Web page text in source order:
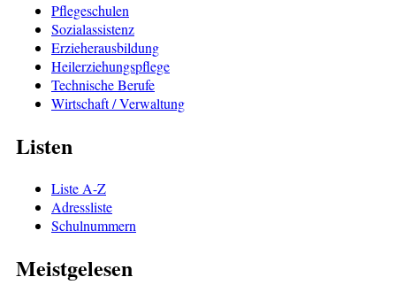
Pflegeschulen
Sozialassistenz
Erzieherausbildung
Heilerziehungspflege
Technische Berufe
Wirtschaft / Verwaltung
Listen
Liste A-Z
Adressliste
Schulnummern
Meistgelesen